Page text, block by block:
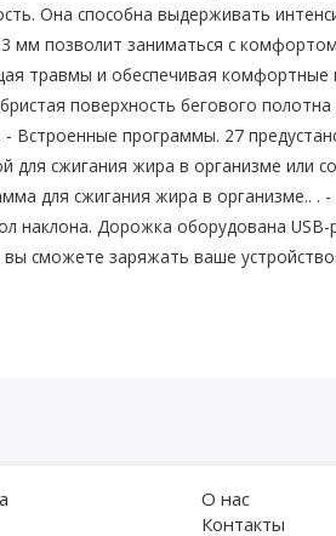
Она способна выдерживать
позволит заниматься с
травмы и обеспечивая
поверхность бегового
Встроенные программы. 27
сжигания жира в организме или
для сжигания жира в организме.. .
наклона. Дорожка оборудована
сможете заряжать ваше
и чаще сокращается сердце.
10 минут в режиме ожидания,
. - MP3-плеер: Система может
О нас
Контакты